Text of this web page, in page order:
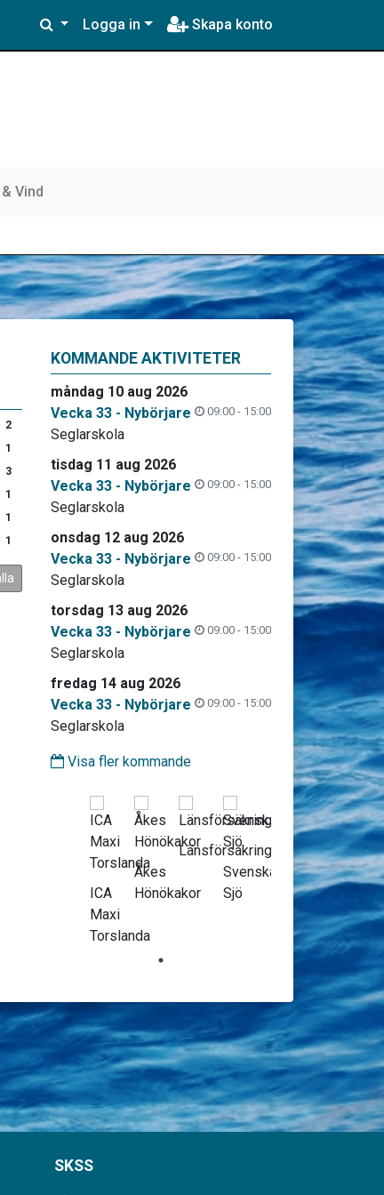
Logga in Skapa konto
Vind
2
1
3
1
1
1
KOMMANDE AKTIVITETER
måndag 10 aug 2026
Vecka 33 - Nybörjare
09:00 - 15:00
Seglarskola
tisdag 11 aug 2026
Vecka 33 - Nybörjare
09:00 - 15:00
Seglarskola
onsdag 12 aug 2026
Vecka 33 - Nybörjare
09:00 - 15:00
Seglarskola
torsdag 13 aug 2026
Vecka 33 - Nybörjare
09:00 - 15:00
Seglarskola
fredag 14 aug 2026
Vecka 33 - Nybörjare
09:00 - 15:00
Seglarskola
Visa fler kommande
ICA
Maxi
Torslanda
Åkes
Hönökakor
Länsförsäkringar
Svenska
Sjö
SKSS